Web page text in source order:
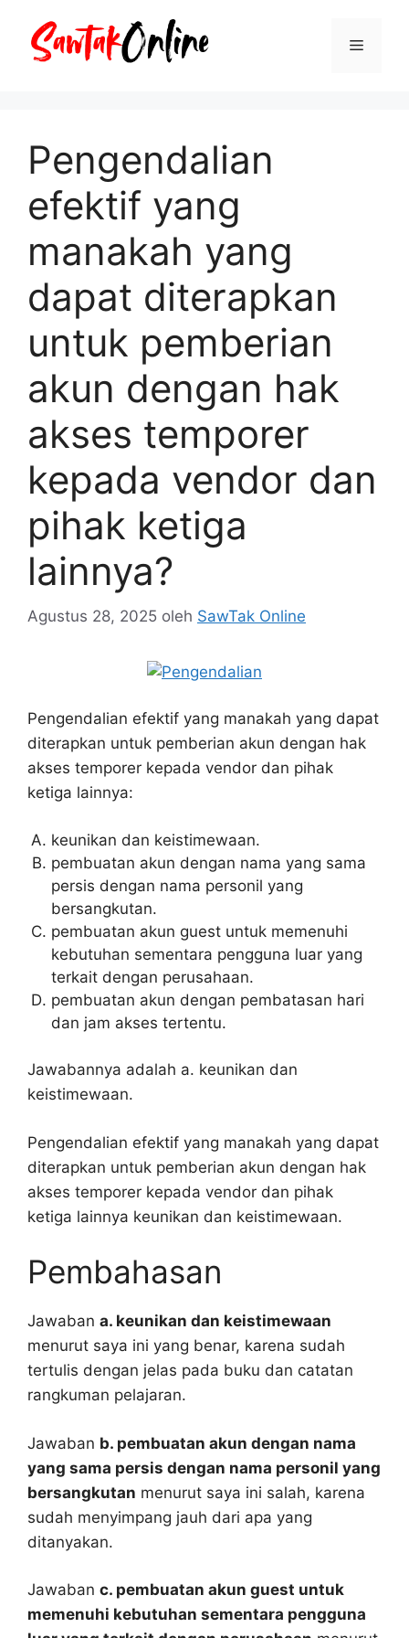
Menu
Pengendalian
efektif yang
manakah yang
dapat diterapkan
untuk pemberian
akun dengan hak
akses temporer
kepada vendor dan
pihak ketiga
lainnya?
Agustus 28, 2025 oleh SawTak Online
Pengendalian efektif yang manakah yang dapat
diterapkan untuk pemberian akun dengan hak
akses temporer kepada vendor dan pihak
ketiga lainnya:
keunikan dan keistimewaan.
pembuatan akun dengan nama yang sama
persis dengan nama personil yang
bersangkutan.
pembuatan akun guest untuk memenuhi
kebutuhan sementara pengguna luar yang
terkait dengan perusahaan.
pembuatan akun dengan pembatasan hari
dan jam akses tertentu.
Jawabannya adalah a. keunikan dan
keistimewaan.
Pengendalian efektif yang manakah yang dapat
diterapkan untuk pemberian akun dengan hak
akses temporer kepada vendor dan pihak
ketiga lainnya keunikan dan keistimewaan.
Pembahasan
Jawaban a. keunikan dan keistimewaan
menurut saya ini yang benar, karena sudah
tertulis dengan jelas pada buku dan catatan
rangkuman pelajaran.
Jawaban b. pembuatan akun dengan nama
yang sama persis dengan nama personil yang
bersangkutan menurut saya ini salah, karena
sudah menyimpang jauh dari apa yang
ditanyakan.
Jawaban c. pembuatan akun guest untuk
memenuhi kebutuhan sementara pengguna